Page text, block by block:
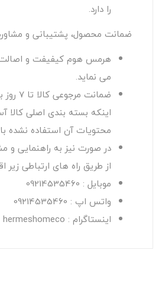
را دارد.
ضمانت محصول، پشتیبانی و
هرمس هوم کیفیفت و اصالت
می نماید.
ضمانت
اینکه بسته بندی اصلی کالا
محتویات آن استفاده نشده
در صورت نیز به راهنمایی و
از طریق راه های ارتباطی زیر
موبایل : 09214535460
واتس اپ : 09214535460
اینستاگرام : hermeshomeco